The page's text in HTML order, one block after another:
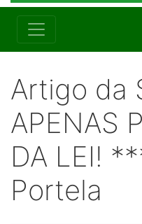
Artigo da
APENAS
DA LEI!
Portela